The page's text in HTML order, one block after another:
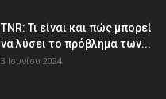
TNR: Τι είναι και πώς μπορεί
να λύσει το πρόβλημα των...
3 Ιουνίου 2024